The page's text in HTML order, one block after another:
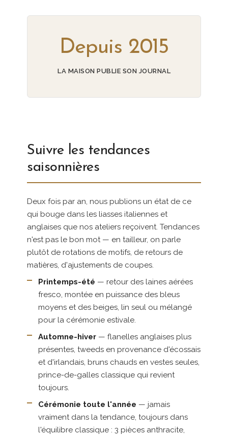
Depuis 2015
LA MAISON PUBLIE SON JOURNAL
Suivre les tendances
saisonnières
Deux fois par an, nous publions un état de ce
qui bouge dans les liasses italiennes et
anglaises que nos ateliers reçoivent. Tendances
n'est pas le bon mot — en tailleur, on parle
plutôt de rotations de motifs, de retours de
matières, d'ajustements de coupes.
Printemps-été — retour des laines aérées
fresco, montée en puissance des bleus
moyens et des beiges, lin seul ou mélangé
pour la cérémonie estivale.
Automne-hiver — flanelles anglaises plus
présentes, tweeds en provenance d'écossais
et d'irlandais, bruns chauds en vestes seules,
prince-de-galles classique qui revient
toujours.
Cérémonie toute l'année — jamais
vraiment dans la tendance, toujours dans
l'équilibre classique : 3 pièces anthracite,